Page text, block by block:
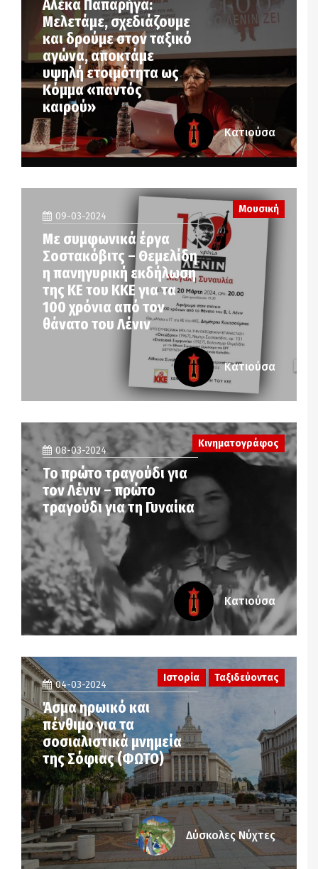
Αλέκα Παπαρήγα:
Μελετάμε, σχεδιάζουμε
και δρούμε στον ταξικό
αγώνα, αποκτάμε
υψηλή ετοιμότητα ως
Κόμμα «παντός
καιρού»
Κατιούσα
09-03-2024
Με συμφωνικά έργα
Σοστακόβιτς – Θεμελίδη
η πανηγυρική εκδήλωση
της ΚΕ του ΚΚΕ για τα
100 χρόνια από τον
θάνατο του Λένιν
Μουσική
Κατιούσα
08-03-2024
Το πρώτο τραγούδι για
τον Λένιν – πρώτο
τραγούδι για τη Γυναίκα
Κινηματογράφος
Κατιούσα
04-03-2024
Άσμα ηρωικό και
πένθιμο για τα
σοσιαλιστικά μνημεία
της Σόφιας (ΦΩΤΟ)
Ιστορία Ταξιδεύοντας
Δύσκολες Νύχτες